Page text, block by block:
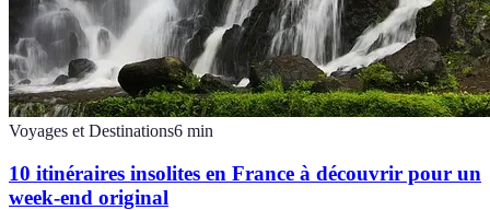
Voyages et Destinations6 min
10 itinéraires insolites en France à découvrir pour un
week-end original